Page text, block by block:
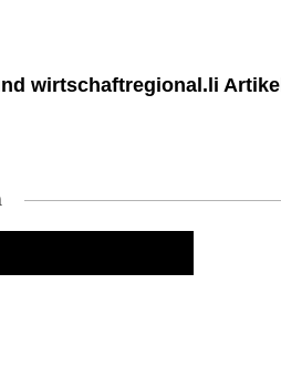
wirtschaftregional.li Artikel